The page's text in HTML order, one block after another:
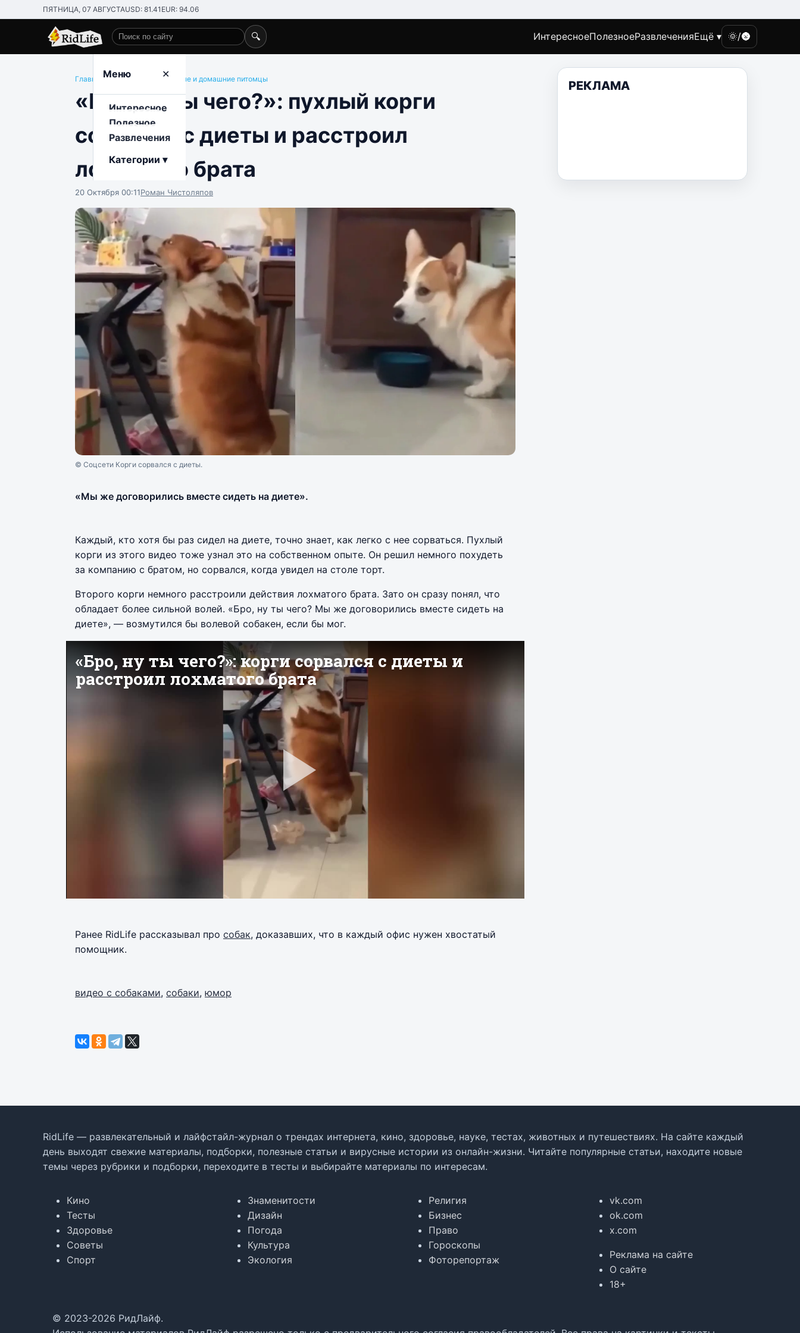
ПЯТНИЦА, 07 АВГУСТАUSD: 81.41 EUR: 94.06
Поиск по сайту
🔍 ИнтересноеПолезноеРазвлеченияЕщё ▾ 🌞/🌚
Меню ✕
Интересное
Полезное
Развлечения
Категории ▾
Главная/Развлечения Животные и домашние питомцы
«Бро, ну ты чего?»: пухлый корги
сорвался с диеты и расстроил
лохматого брата
20 Октября 00:11Роман Чистоляпов
© Соцсети Корги сорвался с диеты.
«Мы же договорились вместе сидеть на диете».
Каждый, кто хотя бы раз сидел на диете, точно знает, как легко с нее сорваться. Пухлый
корги из этого видео тоже узнал это на собственном опыте. Он решил немного похудеть
за компанию с братом, но сорвался, когда увидел на столе торт.
Второго корги немного расстроили действия лохматого брата. Зато он сразу понял, что
обладает более сильной волей. «Бро, ну ты чего? Мы же договорились вместе сидеть на
диете», — возмутился бы волевой собакен, если бы мог.
Ранее RidLife рассказывал про собак, доказавших, что в каждый офис нужен хвостатый
помощник.
видео с собаками, собаки, юмор
РЕКЛАМА
RidLife — развлекательный и лайфстайл-журнал о трендах интернета, кино, здоровье, науке, тестах, животных и путешествиях. На сайте каждый
день выходят свежие материалы, подборки, полезные статьи и вирусные истории из онлайн-жизни. Читайте популярные статьи, находите новые
темы через рубрики и подборки, переходите в тесты и выбирайте материалы по интересам.
Кино
Тесты
Здоровье
Советы
Спорт
Знаменитости
Дизайн
Погода
Культура
Экология
Религия
Бизнес
Право
Гороскопы
Фоторепортаж
vk.com
ok.com
x.com
Реклама на сайте
О сайте
18+
© 2023-2026 РидЛайф.